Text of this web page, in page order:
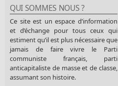
QUI SOMMES NOUS ?
Ce site est un espace d’information
et d’échange pour tous ceux qui
estiment qu’il est plus nécessaire que
jamais de faire vivre le Parti
communiste français, parti
anticapitaliste de masse et de classe,
assumant son histoire.